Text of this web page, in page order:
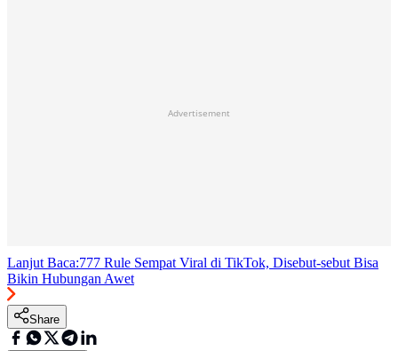
Advertisement
Lanjut Baca:777 Rule Sempat Viral di TikTok, Disebut-sebut Bisa
Bikin Hubungan Awet
Share